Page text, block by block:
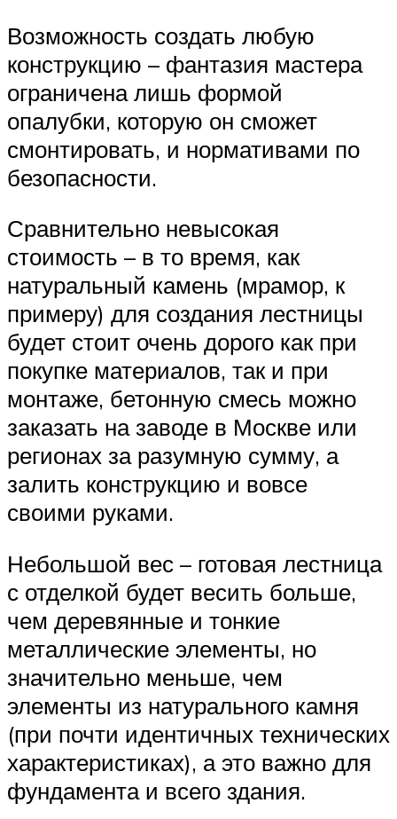
Возможность создать любую
конструкцию – фантазия мастера
ограничена лишь формой
опалубки, которую он сможет
смонтировать, и нормативами по
безопасности.
Сравнительно невысокая
стоимость – в то время, как
натуральный камень (мрамор, к
примеру) для создания лестницы
будет стоит очень дорого как при
покупке материалов, так и при
монтаже, бетонную смесь можно
заказать на заводе в Москве или
регионах за разумную сумму, а
залить конструкцию и вовсе
своими руками.
Небольшой вес – готовая лестница
с отделкой будет весить больше,
чем деревянные и тонкие
металлические элементы, но
значительно меньше, чем
элементы из натурального камня
(при почти идентичных технических
характеристиках), а это важно для
фундамента и всего здания.